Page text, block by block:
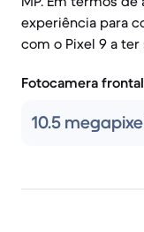
experiência para
com o Pixel 9 a
Fotocamera
10.5